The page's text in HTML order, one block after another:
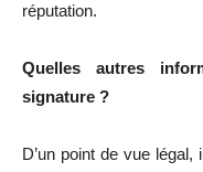
réputation.
Quelles autres
signature ?
D’un point de vue